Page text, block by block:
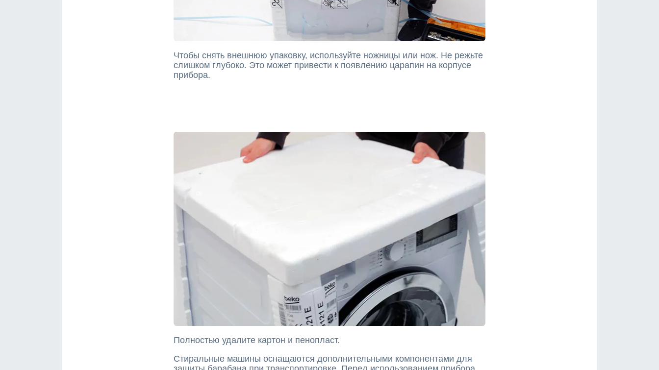
Чтобы снять внешнюю упаковку, используйте ножницы или нож. Не режьте
слишком глубоко. Это может привести к появлению царапин на корпусе
прибора.
Полностью удалите картон и пенопласт.
Стиральные машины оснащаются дополнительными компонентами для